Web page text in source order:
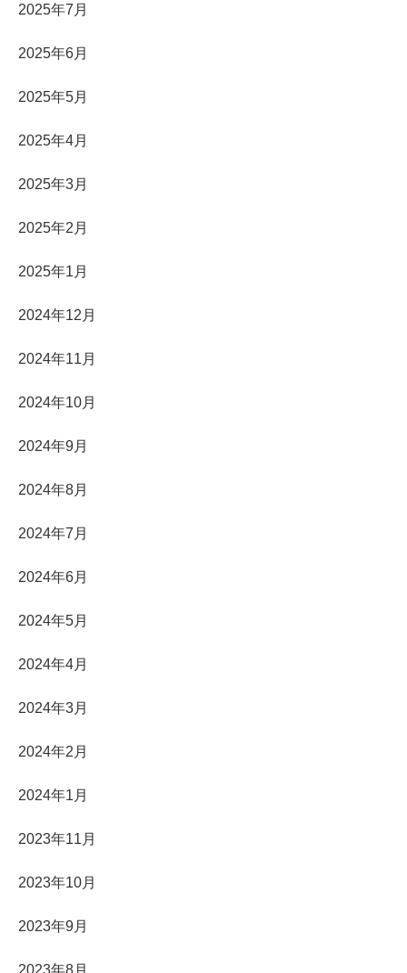
2025年7月
2025年6月
2025年5月
2025年4月
2025年3月
2025年2月
2025年1月
2024年12月
2024年11月
2024年10月
2024年9月
2024年8月
2024年7月
2024年6月
2024年5月
2024年4月
2024年3月
2024年2月
2024年1月
2023年11月
2023年10月
2023年9月